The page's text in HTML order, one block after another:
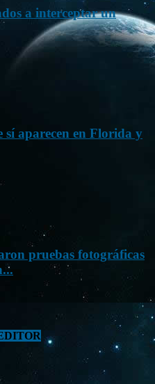
a interceptar un
sí aparecen en Florida y
pruebas fotográficas